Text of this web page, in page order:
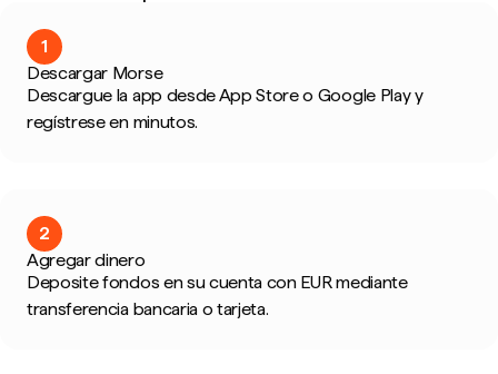
1
Descargar Morse
Descargue la app desde App Store o Google Play y
regístrese en minutos.
2
Agregar dinero
Deposite fondos en su cuenta con EUR mediante
transferencia bancaria o tarjeta.